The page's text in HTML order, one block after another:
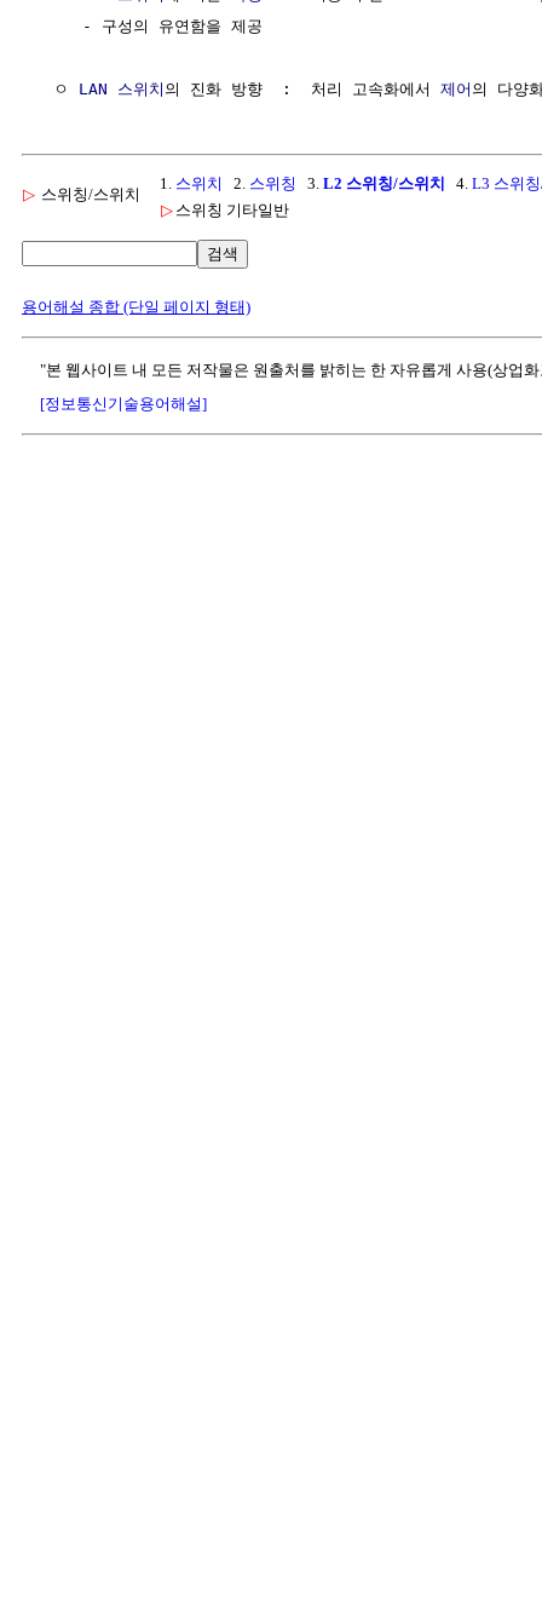
     - 구성의 유연함을 제공
  ㅇ
LAN 스위치 의 진화 방향  :  처리 고속화에서 제어
▷ 스위칭/스위치
1. 스위치 2. 스위칭 3. L2 스위칭/스위치 4. L3 스위
▷ 스위칭 기타일반
검색
용어해설 종합 (단일 페이지 형태)
"본 웹사이트 내 모든 저작물은 원출처를 밝히는 한 자유롭게 사용(상업
[정보통신기술용어해설]